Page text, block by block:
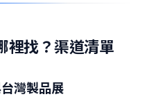
裡找？渠道清單
灣製品展